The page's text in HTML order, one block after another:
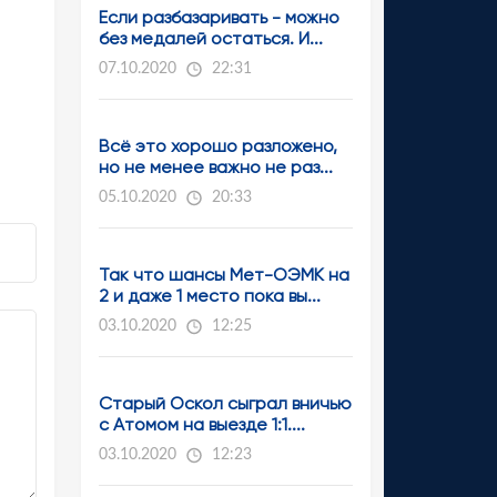
Если разбазаривать - можно
без медалей остаться. И...
07.10.2020 22:31
Всё это хорошо разложено,
но не менее важно не раз...
05.10.2020 20:33
Так что шансы Мет-ОЭМК на
2 и даже 1 место пока вы...
03.10.2020 12:25
Старый Оскол сыграл вничью
с Атомом на выезде 1:1....
03.10.2020 12:23